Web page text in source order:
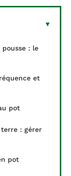
: le
et
pot
terre : gérer
pot